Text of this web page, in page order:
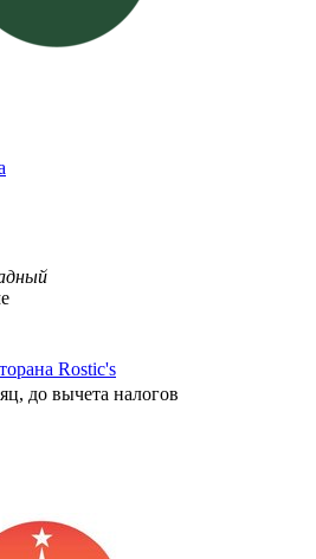
Rostic's
до вычета налогов